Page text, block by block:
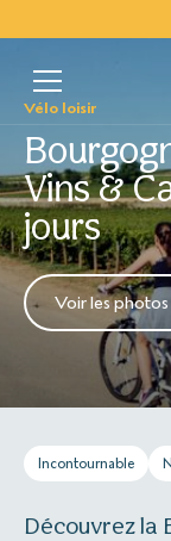
Vélo loisir
Vins &
jours
Voir les
Incontournable
Découvrez la